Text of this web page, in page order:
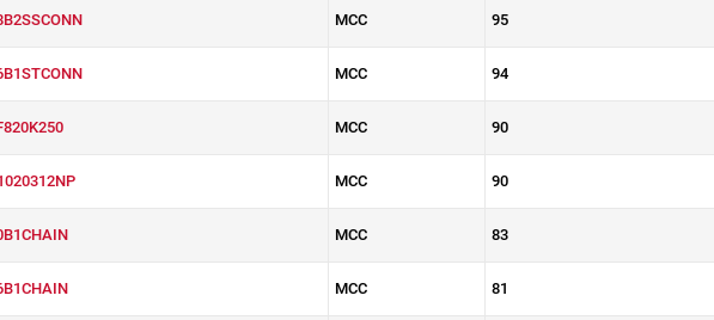
MCC 95
MCC 94
MCC 90
MCC 90
MCC 83
MCC 81